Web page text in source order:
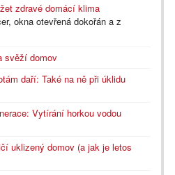
zdravé domácí klima
okna otevřená dokořán a z
svěží domov
daří: Také na ně při úklidu
Vytírání horkou vodou
uklizený domov (a jak je letos